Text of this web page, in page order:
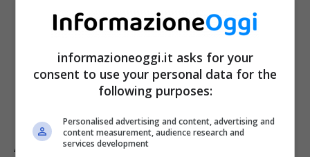
Ammalarsi durante le feste: tutti i
informazioneoggi.it asks for your
consent to use your personal data for the
following purposes:
Personalised advertising and content, advertising and
content measurement, audience research and
services development